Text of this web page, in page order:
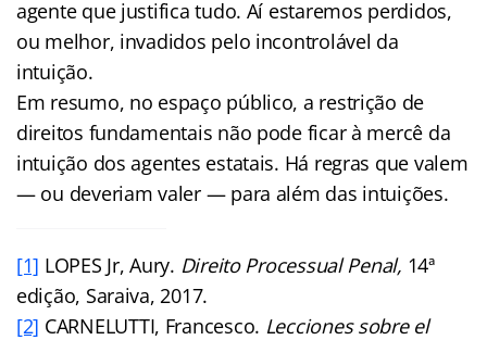
agente que justifica tudo. Aí estaremos perdidos,
ou melhor, invadidos pelo incontrolável da
intuição.
Em resumo, no espaço público, a restrição de
direitos fundamentais não pode ficar à mercê da
intuição dos agentes estatais. Há regras que valem
— ou deveriam valer — para além das intuições.
[1] LOPES Jr, Aury. Direito Processual Penal, 14ª
edição, Saraiva, 2017.
[2] CARNELUTTI, Francesco. Lecciones sobre el